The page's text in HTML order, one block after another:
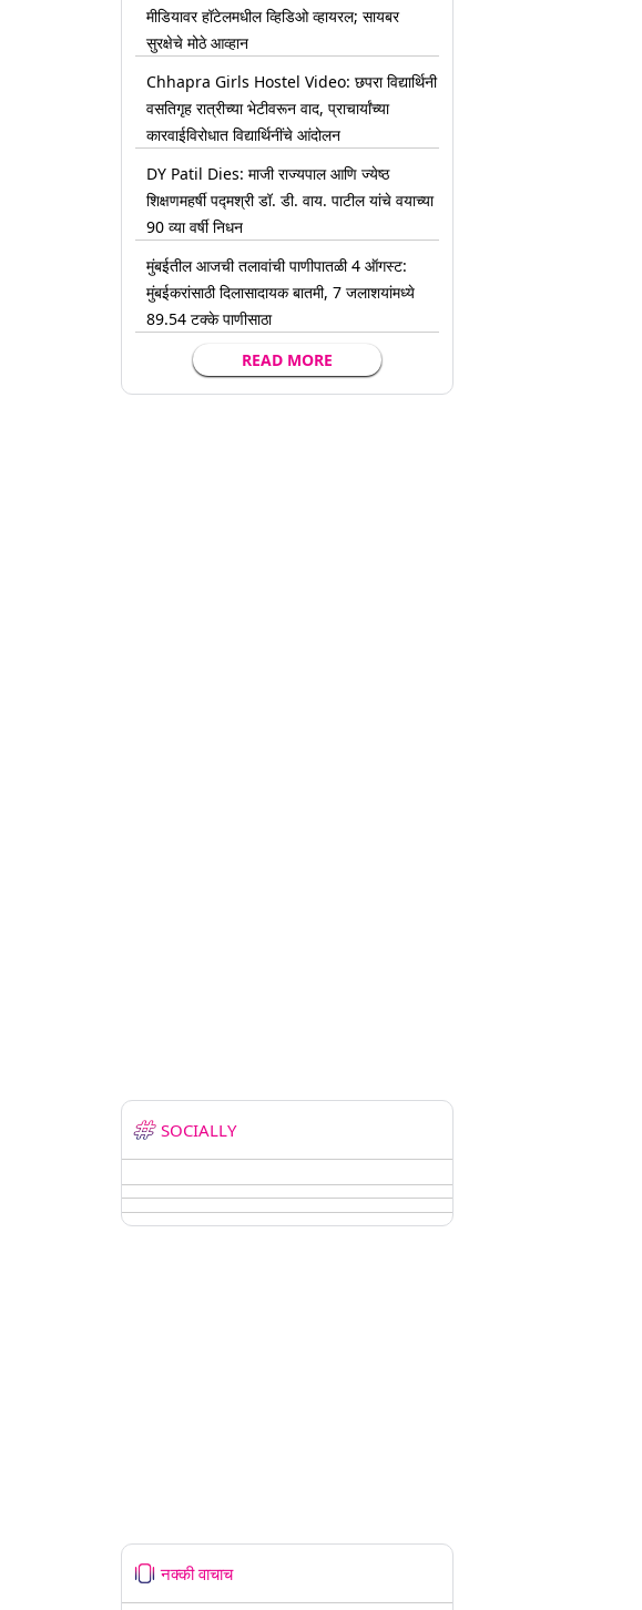
मीडियावर हॉटेलमधील व्हिडिओ व्हायरल; सायबर
सुरक्षेचे मोठे आव्हान
Chhapra Girls Hostel Video: छपरा विद्यार्थिनी
वसतिगृह रात्रीच्या भेटीवरून वाद, प्राचार्यांच्या
कारवाईविरोधात विद्यार्थिनींचे आंदोलन
DY Patil Dies: माजी राज्यपाल आणि ज्येष्ठ
शिक्षणमहर्षी पद्मश्री डॉ. डी. वाय. पाटील यांचे वयाच्या
90 व्या वर्षी निधन
मुंबईतील आजची तलावांची पाणीपातळी 4 ऑगस्ट:
मुंबईकरांसाठी दिलासादायक बातमी, 7 जलाशयांमध्ये
89.54 टक्के पाणीसाठा
READ MORE
SOCIALLY
नक्की वाचाच